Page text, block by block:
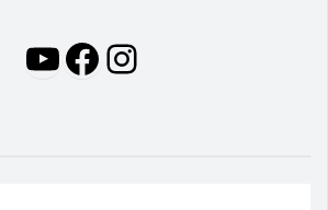
YouTube
Facebook
Instagram